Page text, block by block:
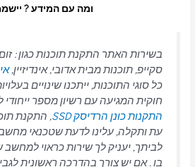
ומה עם המידע ?
סקייפ, תוכנות מבית אדובי, אינדיזיין,
כל סוגי התוכנות, ייתכנו שינויים
חוקית המגיעה עם רשיון מספר
התקנות כונן הרדיסק SSD
עת ותקלה, עלינו לדעת שטכנאי
לביתך, יעניק לך שירות כראוי
בו . אם יש צורך בהדרכה ראשונית